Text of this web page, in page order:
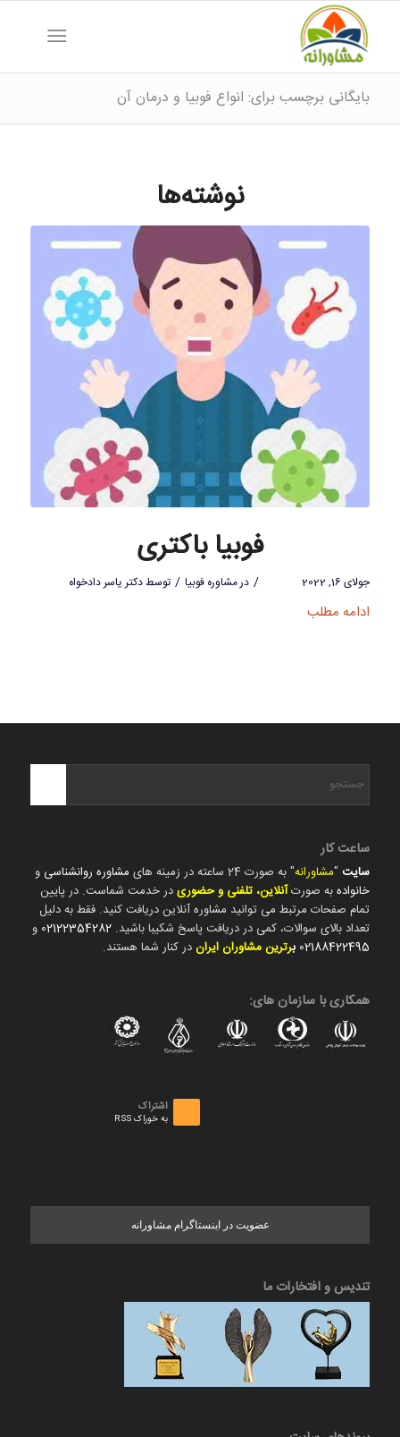
بایگانی برچسب برای: انواع فوبیا و درمان آن
نوشته‌ها
فوبیا باکتری
جولای 16, 2022 / درمشاوره فوبیا / توسطدکتر یاسر دادخواه
ادامه مطلب
ساعت کار
سایت"مشاورانه" به صورت 24 ساعته در زمینه های مشاوره روانشناسی و
خانوادهبه صورتآنلاین، تلفنی و حضوریدر خدمت شماست. در پایین
تمام صفحات مرتبط می توانید مشاوره آنلاین دریافت کنید. فقط به دلیل
تعداد بالای سوالات، کمی در دریافت پاسخ شکیبا باشید. 02122354282 و
02188422495 برترین مشاوران ایراندر کنار شما هستند.
همکاری با سازمان های:
اشتراک
به خوراک RSS
عضویت در اینستاگرام مشاورانه
تندیس و افتخارات ما